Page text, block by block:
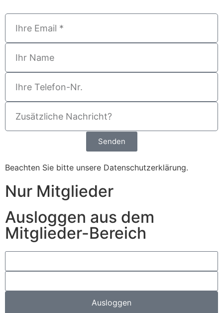
Senden
Beachten Sie bitte unsere Datenschutzerklärung.
Nur Mitglieder
Ausloggen aus dem
Mitglieder-Bereich
Ausloggen